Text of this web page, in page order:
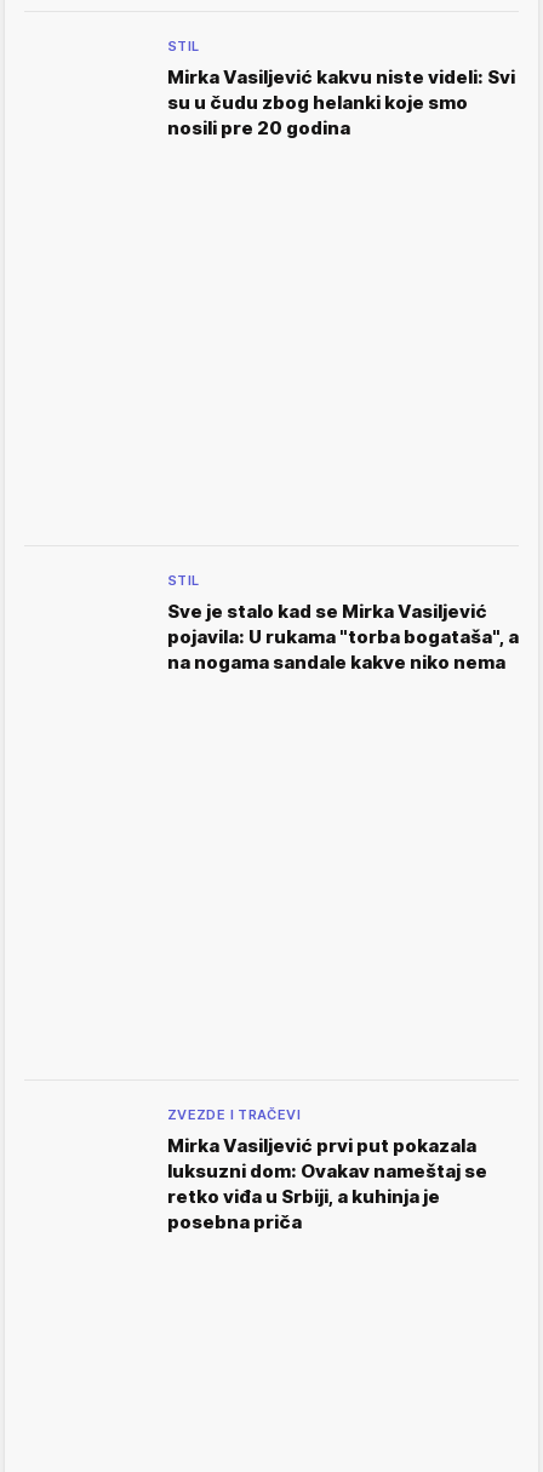
STIL
Mirka Vasiljević kakvu niste videli: Svi
su u čudu zbog helanki koje smo
nosili pre 20 godina
STIL
Sve je stalo kad se Mirka Vasiljević
pojavila: U rukama "torba bogataša", a
na nogama sandale kakve niko nema
ZVEZDE I TRAČEVI
Mirka Vasiljević prvi put pokazala
luksuzni dom: Ovakav nameštaj se
retko viđa u Srbiji, a kuhinja je
posebna priča